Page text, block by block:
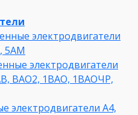
электродвигатели
5AM
электродвигатели
ВАO2, 1ВАО, 1ВАОЧР,
электродвигатели A4,